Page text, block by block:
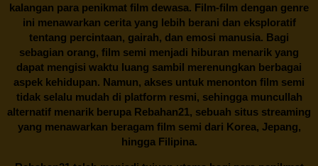
kalangan para penikmat film dewasa. Film-film dengan genre
ini menawarkan cerita yang lebih berani dan eksploratif
tentang percintaan, gairah, dan emosi manusia. Bagi
sebagian orang, film semi menjadi hiburan menarik yang
dapat mengisi waktu luang sambil merenungkan berbagai
aspek kehidupan. Namun, akses untuk menonton film semi
tidak selalu mudah di platform resmi, sehingga muncullah
alternatif menarik berupa Rebahan21, sebuah situs streaming
yang menawarkan beragam film semi dari Korea, Jepang,
hingga Filipina.